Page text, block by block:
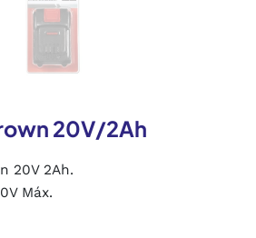
20V/2Ah
20V 2Ah.
Máx.